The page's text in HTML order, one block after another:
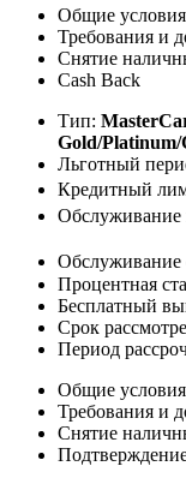
Общие условия
Требования и
Снятие
Cash Back
Тип:
Gold/Platinum/
Льготный
Кредитный
Обслуживание
Обслуживание
Процентная
Бесплатный
Срок
Период
Общие условия
Требования и
Снятие